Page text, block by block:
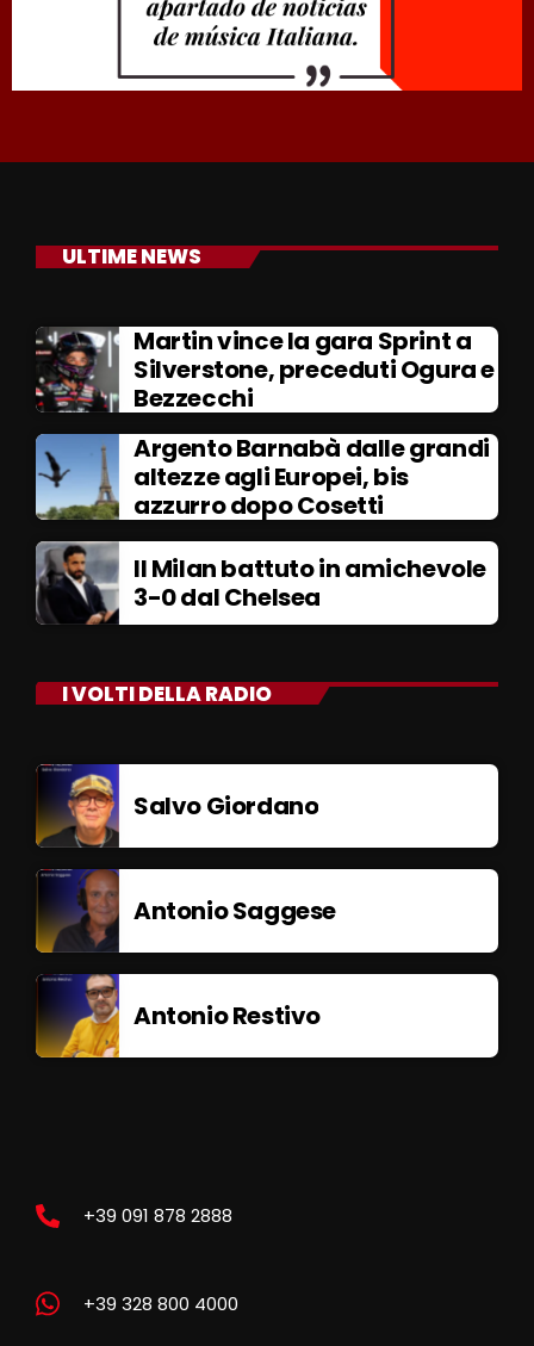
ULTIME NEWS
Martin vince la gara Sprint a
Silverstone, preceduti Ogura e
Bezzecchi
Argento Barnabà dalle grandi
altezze agli Europei, bis
azzurro dopo Cosetti
Il Milan battuto in amichevole
3-0 dal Chelsea
I VOLTI DELLA RADIO
Salvo Giordano
Antonio Saggese
Antonio Restivo
+39 091 878 2888
+39 328 800 4000